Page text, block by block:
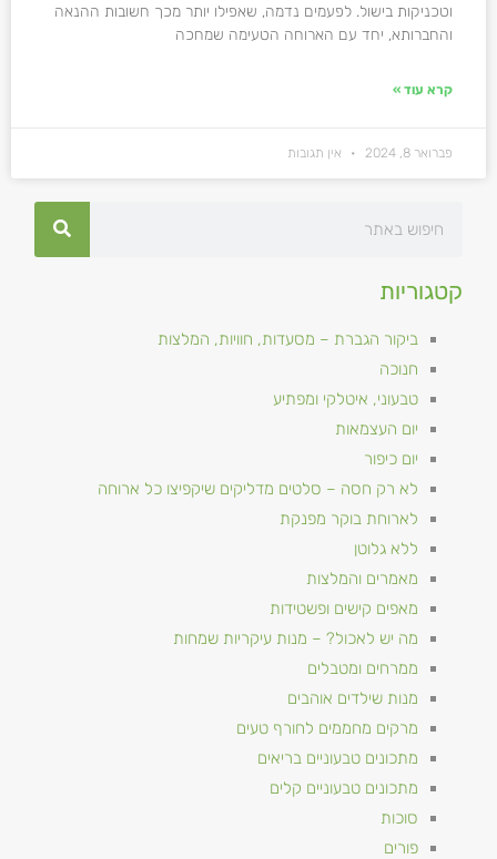
קטגוריות
ביקור הגברת – מסעדות, חוויות, המלצות
חנוכה
טבעוני, איטלקי ומפתיע
יום העצמאות
יום כיפור
לא רק חסה – סלטים מדליקים שיקפיצו כל ארוחה
לארוחת בוקר מפנקת
ללא גלוטן
מאמרים והמלצות
מאפים קישים ופשטידות
מה יש לאכול? – מנות עיקריות שמחות
ממרחים ומטבלים
מנות שילדים אוהבים
מרקים מחממים לחורף טעים
מתכונים טבעוניים​ בריאים
מתכונים טבעוניים קלים
סוכות
פורים
וטכניקות בישול. לפעמים נדמה, שאפילו יותר מכך חשובות ההנאה
והחברותא, יחד עם הארוחה הטעימה שמחכה
קרא עוד »
פברואר 8, 2024 אין תגובות